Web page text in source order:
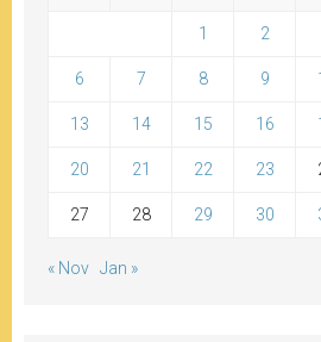
1 2
6 7 8 9
13 14 15 16
20 21 22 23
27 28 29 30
« Nov Jan »